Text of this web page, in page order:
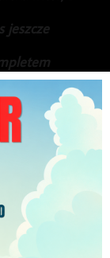
jeszcze